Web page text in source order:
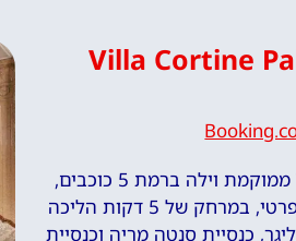
Villa Cortine
ברחוב Viale Gennari ממוקמת וילה ברמת 5 כוכבים,
המלון ממוקם על חוף פרטי, במרחק של 5 דקות הליכה
כנסיית סנטה מריה וכנסיית